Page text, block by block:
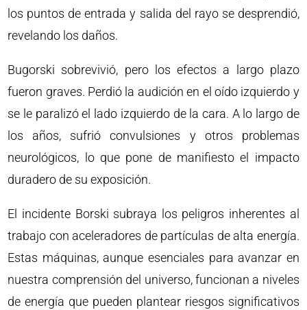
los puntos de entrada y salida del rayo se desprendió,
revelando los daños.
Bugorski sobrevivió, pero los efectos a largo plazo
fueron graves. Perdió la audición en el oído izquierdo y
se le paralizó el lado izquierdo de la cara. A lo largo de
los años, sufrió convulsiones y otros problemas
neurológicos, lo que pone de manifiesto el impacto
duradero de su exposición.
El incidente Borski subraya los peligros inherentes al
trabajo con aceleradores de partículas de alta energía.
Estas máquinas, aunque esenciales para avanzar en
nuestra comprensión del universo, funcionan a niveles
de energía que pueden plantear riesgos significativos